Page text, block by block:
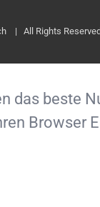
| All Rights
das beste
Browser